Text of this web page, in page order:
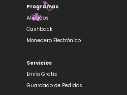
Programas
Afiliados
Cashback
Monedero Electrónico
Servicios
Envío Gratis
Guardado de Pedidos
🏷️
🎋